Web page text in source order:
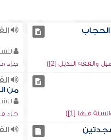
والفقه البديل [2])
جزء
فيها [1])
من
جزء